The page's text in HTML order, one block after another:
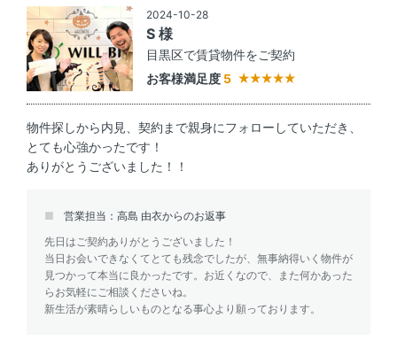
2024-10-28
S 様
目黒区で賃貸物件をご契約
お客様満足度 5
物件探しから内見、契約まで親身にフォローしていただき、
とても心強かったです！
ありがとうございました！！
営業担当：高島 由衣からのお返事
先日はご契約ありがとうございました！
当日お会いできなくてとても残念でしたが、無事納得いく物件が
見つかって本当に良かったです。お近くなので、また何かあった
らお気軽にご相談くださいね。
新生活が素晴らしいものとなる事心より願っております。